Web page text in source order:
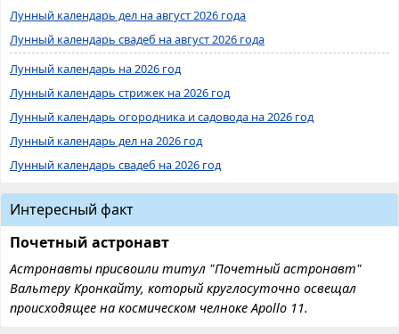
Лунный календарь дел на август 2026 года
Лунный календарь свадеб на август 2026 года
Лунный календарь на 2026 год
Лунный календарь стрижек на 2026 год
Лунный календарь огородника и садовода на 2026 год
Лунный календарь дел на 2026 год
Лунный календарь свадеб на 2026 год
Интересный факт
Почетный астронавт
Астронавты присвоили титул "Почетный астронавт"
Вальтеру Кронкайту, который круглосуточно освещал
происходящее на космическом челноке Apollo 11.